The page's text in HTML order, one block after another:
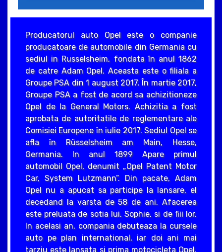
Producatorul auto Opel este o companie
producatoare de automobile din Germania cu
sediul in Russelsheim, fondata în anul 1862
de catre Adam Opel. Aceasta este o filiala a
Groupe PSA din 1 august 2017. În martie 2017,
Groupe PSA a fost de acord sa achizitioneze
Opel de la General Motors. Achizitia a fost
aprobata de autoritatile de reglementare ale
Comisiei Europene în iulie 2017. Sediul Opel se
afla în Rüsselsheim am Main, Hesse,
Germania. In anul 1899 Apare primul
automobil Opel, denumit „Opel Patent Motor
Car, System Lutzmann”. Din pacate, Adam
Opel nu a apucat sa participe la lansare, el
decedand la varsta de 58 de ani. Afacerea
este preluata de sotia lui, Sophie, si de fiii lor.
In acelasi an, compania debuteaza la cursele
auto pe plan international, iar doi ani mai
tarziu este lansata si prima motocicleta Opel.